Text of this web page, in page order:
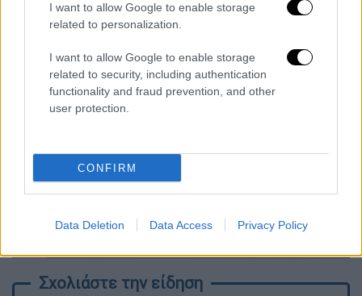
I want to allow Google to enable storage
related to personalization.
I want to allow Google to enable storage
related to security, including authentication
functionality and fraud prevention, and other
user protection.
CONFIRM
Data Deletion Data Access Privacy Policy
πάντα το χειρότερο και λέω “Δόξα το Θεό
καλά είμαι”», ανέφερε ο μουσικοσυνθέτης.